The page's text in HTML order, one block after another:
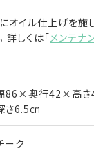
オイル仕上げを施
詳しくは「メンテナ
86×奥行42×高さ
さ6.5㎝
ーク